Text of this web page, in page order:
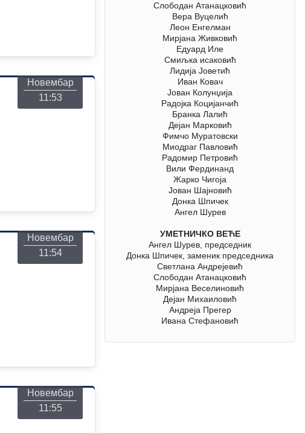
Новембар
11:53
Новембар
11:54
Новембар
11:55
Слободан Атанацковић
Вера Вуцелић
Леон Енгелман
Мирјана Живковић
Едуард Иле
Смиљка исаковић
Лидија Јоветић
Иван Ковач
Јован Колунџија
Радојка Коцијанчић
Бранка Лалић
Дејан Марковић
Фимчо Муратовски
Миодраг Павловић
Радомир Петровић
Вили Фердинанд
Жарко Чигоја
Јован Шајновић
Донка Шпичек
Ангел Шурев
УМЕТНИЧКО ВЕЋЕ
Ангел Шурев, председник
Донка Шпичек, заменик председника
Светлана Андрејевић
Слободан Атанацковић
Мирјана Веселиновић
Дејан Михаиловић
Андреја Прегер
Ивана Стефановић